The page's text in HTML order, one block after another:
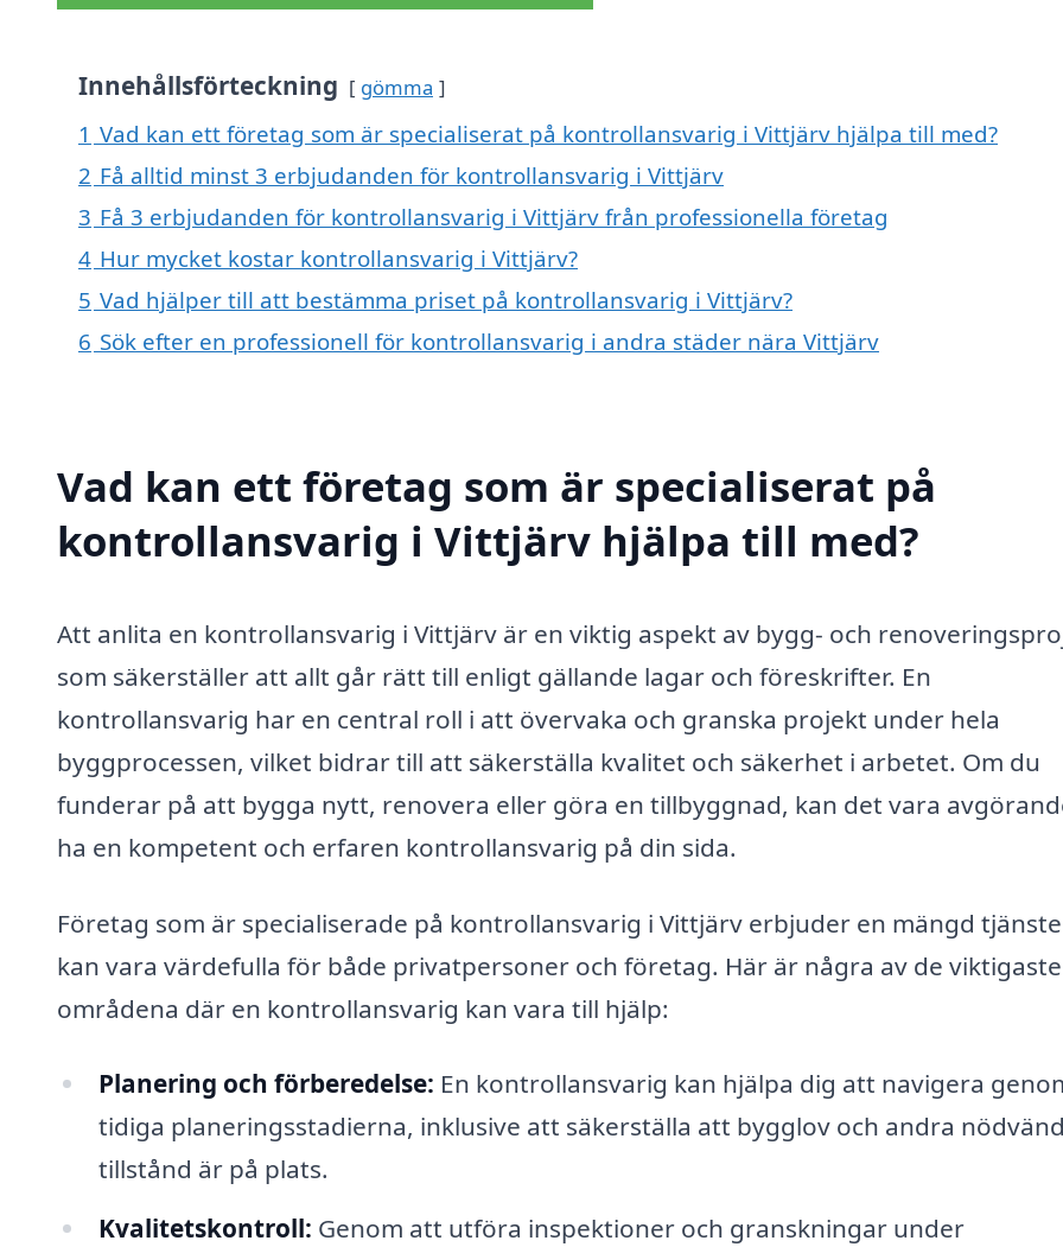
Innehållsförteckning gömma
1 Vad kan ett företag som är specialiserat på kontrollansvarig i Vittjärv hjälpa till med?
2 Få alltid minst 3 erbjudanden för kontrollansvarig i Vittjärv
3 Få 3 erbjudanden för kontrollansvarig i Vittjärv från professionella företag
4 Hur mycket kostar kontrollansvarig i Vittjärv?
5 Vad hjälper till att bestämma priset på kontrollansvarig i Vittjärv?
6 Sök efter en professionell för kontrollansvarig i andra städer nära Vittjärv
Vad kan ett företag som är specialiserat på
kontrollansvarig i Vittjärv hjälpa till med?
Att anlita en kontrollansvarig i Vittjärv är en viktig aspekt av bygg- och
som säkerställer att allt går rätt till enligt gällande lagar och föreskrifter. En
kontrollansvarig har en central roll i att övervaka och granska projekt under hela
byggprocessen, vilket bidrar till att säkerställa kvalitet och säkerhet i arbetet. Om du
funderar på att bygga nytt, renovera eller göra en tillbyggnad, kan det vara
ha en kompetent och erfaren kontrollansvarig på din sida.
Företag som är specialiserade på kontrollansvarig i Vittjärv erbjuder en mängd
kan vara värdefulla för både privatpersoner och företag. Här är några av de viktigaste
områdena där en kontrollansvarig kan vara till hjälp:
Planering och förberedelse: En kontrollansvarig kan hjälpa dig att navigera
tidiga planeringsstadierna, inklusive att säkerställa att bygglov och andra
tillstånd är på plats.
Kvalitetskontroll: Genom att utföra inspektioner och granskningar under